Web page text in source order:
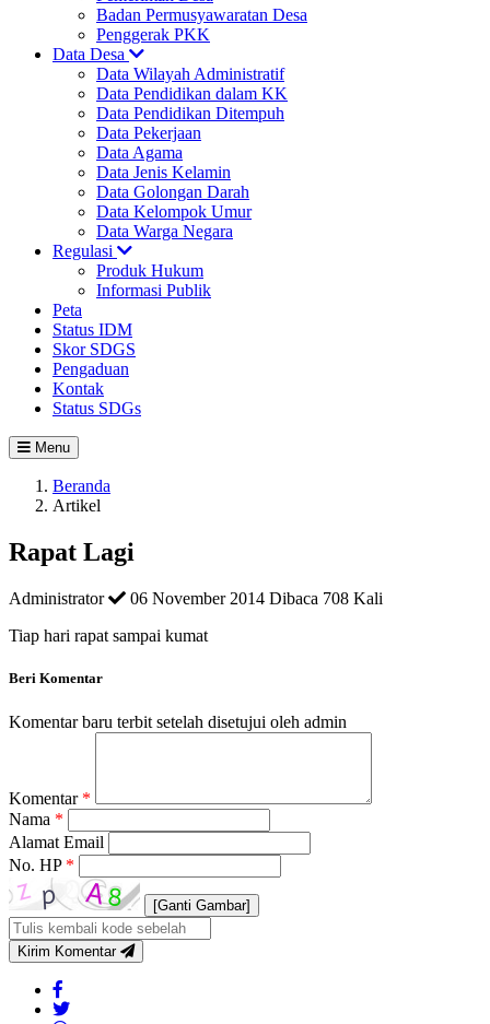
Badan Permusyawaratan Desa
Penggerak PKK
Data Desa
Data Wilayah Administratif
Data Pendidikan dalam KK
Data Pendidikan Ditempuh
Data Pekerjaan
Data Agama
Data Jenis Kelamin
Data Golongan Darah
Data Kelompok Umur
Data Warga Negara
Regulasi
Produk Hukum
Informasi Publik
Peta
Status IDM
Skor SDGS
Pengaduan
Kontak
Status SDGs
Menu
Beranda
Artikel
Rapat Lagi
Administrator 06 November 2014 Dibaca 708 Kali
Tiap hari rapat sampai kumat
Beri Komentar
Komentar baru terbit setelah disetujui oleh admin
Komentar *
Nama *
Alamat Email
No. HP *
[Ganti Gambar]
Kirim Komentar